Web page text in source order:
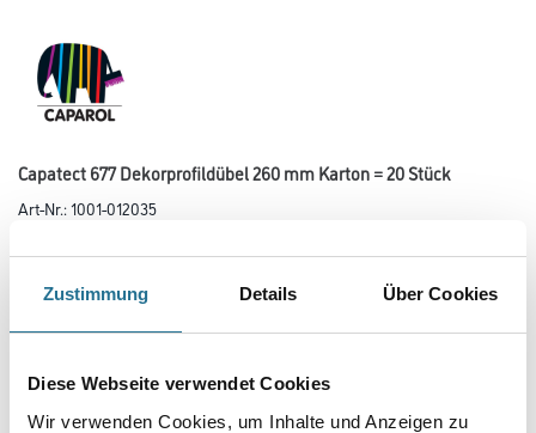
Zustimmung Details Über Cookies
Diese Webseite verwendet Cookies
Wir verwenden Cookies, um Inhalte und Anzeigen zu
Capatect 677 Dekorprofildübel 260 mm Karton = 20 Stück
Art-Nr.:1001-012035
Capapor Profile.